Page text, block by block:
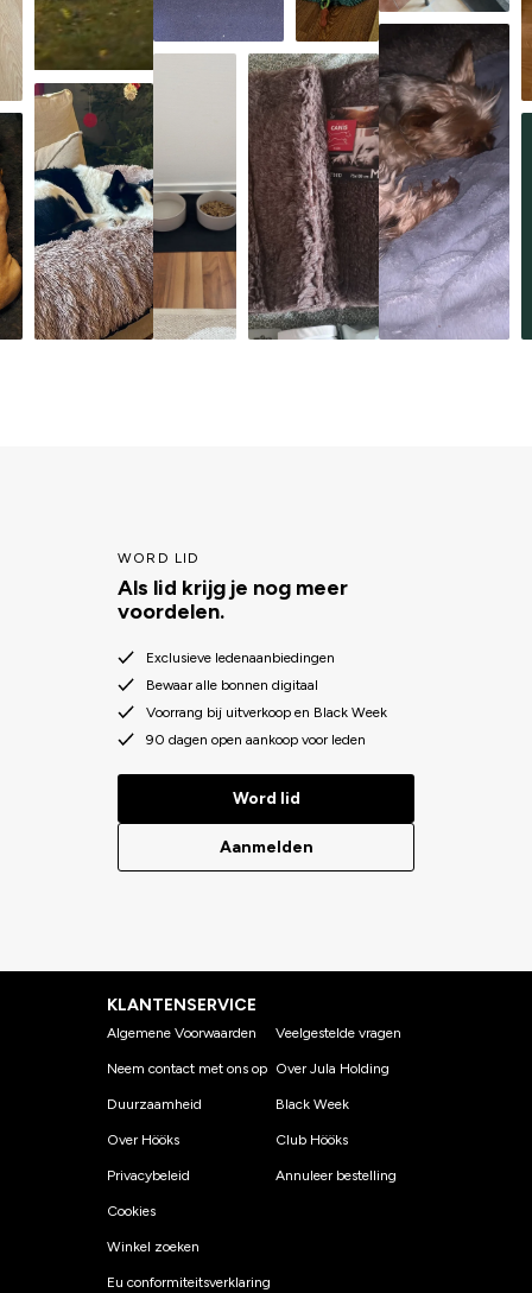
WORD LID
Als lid krijg je nog meer
voordelen.
Exclusieve ledenaanbiedingen
Bewaar alle bonnen digitaal
Voorrang bij uitverkoop en Black Week
90 dagen open aankoop voor leden
Word lid
Aanmelden
KLANTENSERVICE
Algemene Voorwaarden
Neem contact met ons op
Duurzaamheid
Over Hööks
Privacybeleid
Cookies
Winkel zoeken
Eu conformiteitsverklaring
Veelgestelde vragen
Over Jula Holding
Black Week
Club Hööks
Annuleer bestelling